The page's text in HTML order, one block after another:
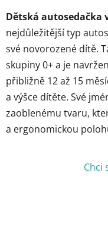
Dětská autosedačka
nejdůležitější typ
své novorozené dítě.
skupiny 0+ a je
přibližně 12 až 15
a výšce dítěte. Své
zaoblenému tvaru,
a ergonomickou
Chci